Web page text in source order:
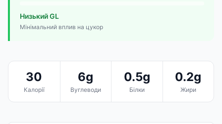
Низький GL
Мінімальний вплив на цукор
30
Калорії
6g
Вуглеводи
0.5g
Білки
0.2g
Жири